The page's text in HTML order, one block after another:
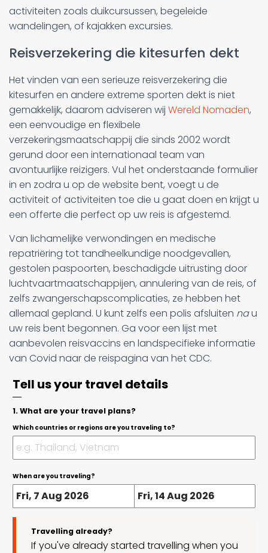
activiteiten zoals duikcursussen, begeleide
wandelingen, of kajakken excursies.
Reisverzekering die kitesurfen dekt
Het vinden van een serieuze reisverzekering die
kitesurfen en andere extreme sporten dekt is niet
gemakkelijk, daarom adviseren wij Wereld Nomaden,
een eenvoudige en flexibele
verzekeringsmaatschappij die sinds 2002 wordt
gerund door een internationaal team van
avontuurlijke reizigers. Vul het onderstaande formulier
in en zodra u op de website bent, voegt u de
activiteit of activiteiten toe die u gaat doen en krijgt u
een offerte die perfect op uw reis is afgestemd.
Van lichamelijke verwondingen en medische
repatriëring tot tandheelkundige noodgevallen,
gestolen paspoorten, beschadigde uitrusting door
luchtvaartmaatschappijen, annulering van de reis, of
zelfs zwangerschapscomplicaties, ze hebben het
allemaal gepland. U kunt zelfs een polis afsluiten nau
uw reis bent begonnen. Ga voor een lijst met
aanbevolen reisvaccins en landspecifieke informatie
van Covid naar de reispagina van het CDC.
Tell us your travel details
1. What are your travel plans?
Which countries or regions are you traveling to?
When are you traveling?
Travelling already?
If you've already started travelling when you